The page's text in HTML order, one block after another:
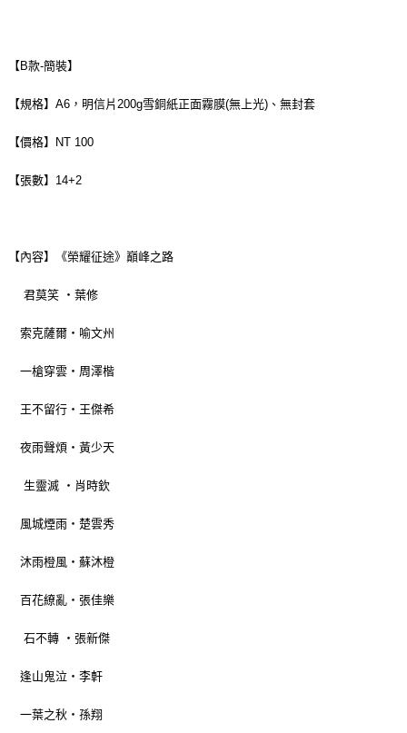
【B款-簡裝】
【規格】A6，明信片200g雪銅紙正面霧膜(無上光)、無封套
【價格】NT 100
【張數】14+2
【內容】《榮耀征途》巔峰之路
君莫笑 ‧葉修
索克薩爾‧喻文州
一槍穿雲‧周澤楷
王不留行‧王傑希
夜雨聲煩‧黃少天
生靈滅 ‧肖時欽
風城煙雨‧楚雲秀
沐雨橙風‧蘇沐橙
百花繚亂‧張佳樂
石不轉 ‧張新傑
逢山鬼泣‧李軒
一葉之秋‧孫翔